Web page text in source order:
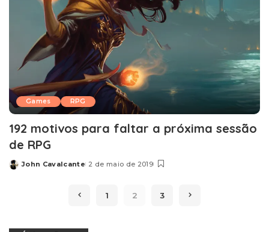
Games RPG
192 motivos para faltar a próxima sessão
de RPG
Posted
John Cavalcante 2 de maio de 2019
1 2 3